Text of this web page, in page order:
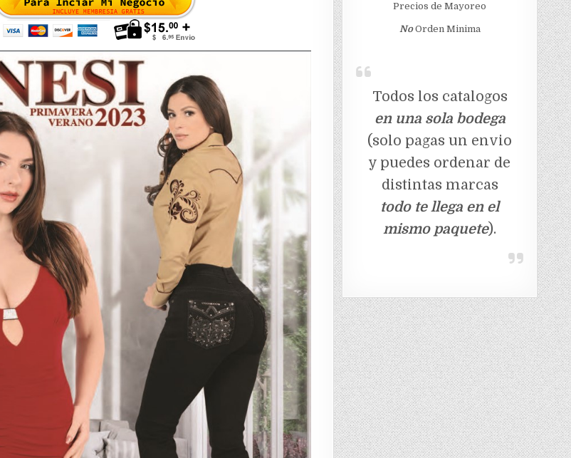
Precios de Mayoreo
NoOrden Minima
Todos los catalogos
en una sola bodega
(solo pagas un envio
y puedes ordenar de
distintas marcas
todo te llega en el
mismo paquete).